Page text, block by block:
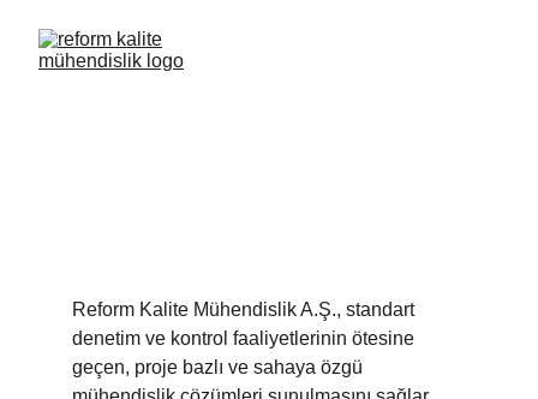
Reform Kalite Mühendislik A.Ş., standart
denetim ve kontrol faaliyetlerinin ötesine
geçen, proje bazlı ve sahaya özgü